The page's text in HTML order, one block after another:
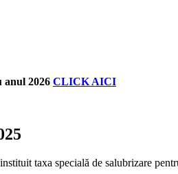
anul 2026 CLICK AICI
taxa specială de salubrizare